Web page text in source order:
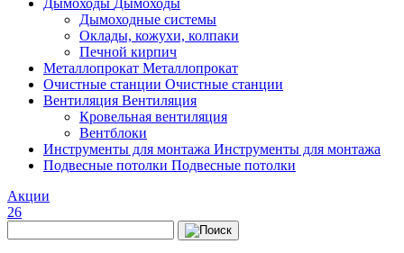
Дымоходы Дымоходы
Дымоходные системы
Оклады, кожухи, колпаки
Печной кирпич
Металлопрокат Металлопрокат
Очистные станции Очистные станции
Вентиляция Вентиляция
Кровельная вентиляция
Вентблоки
Инструменты для монтажа Инструменты для монтажа
Подвесные потолки Подвесные потолки
Акции
26